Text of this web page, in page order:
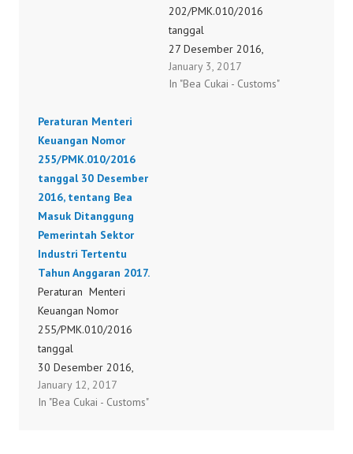
202/PMK.010/2016
tanggal
27 Desember 2016,
tentang Perubahan atas
Peraturan Menteri
January 3, 2017
In "Bea Cukai - Customs"
Peraturan Menteri
Keuangan Nomor
255/PMK.010/2016
tanggal 30 Desember
2016, tentang Bea
Masuk Ditanggung
Pemerintah Sektor
Industri Tertentu
Tahun Anggaran 2017.
Peraturan Menteri
Keuangan Nomor
255/PMK.010/2016
tanggal
30 Desember 2016,
tentang Bea Masuk
Ditanggung Pemerintah
January 12, 2017
In "Bea Cukai - Customs"